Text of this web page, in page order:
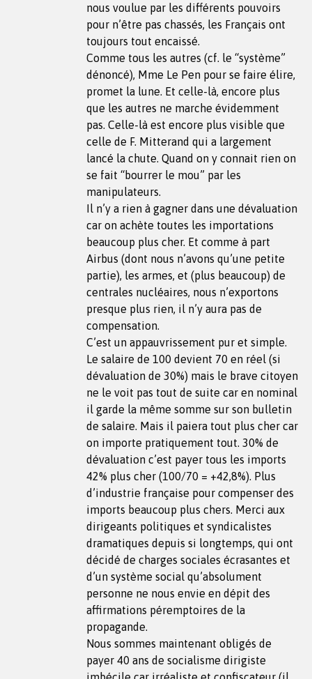
nous voulue par les différents pouvoirs
pour n’être pas chassés, les Français ont
toujours tout encaissé.
Comme tous les autres (cf. le “système”
dénoncé), Mme Le Pen pour se faire élire,
promet la lune. Et celle-là, encore plus
que les autres ne marche évidemment
pas. Celle-là est encore plus visible que
celle de F. Mitterand qui a largement
lancé la chute. Quand on y connait rien on
se fait “bourrer le mou” par les
manipulateurs.
Il n’y a rien à gagner dans une dévaluation
car on achète toutes les importations
beaucoup plus cher. Et comme à part
Airbus (dont nous n’avons qu’une petite
partie), les armes, et (plus beaucoup) de
centrales nucléaires, nous n’exportons
presque plus rien, il n’y aura pas de
compensation.
C’est un appauvrissement pur et simple.
Le salaire de 100 devient 70 en réel (si
dévaluation de 30%) mais le brave citoyen
ne le voit pas tout de suite car en nominal
il garde la même somme sur son bulletin
de salaire. Mais il paiera tout plus cher car
on importe pratiquement tout. 30% de
dévaluation c’est payer tous les imports
42% plus cher (100/70 = +42,8%). Plus
d’industrie française pour compenser des
imports beaucoup plus chers. Merci aux
dirigeants politiques et syndicalistes
dramatiques depuis si longtemps, qui ont
décidé de charges sociales écrasantes et
d’un système social qu’absolument
personne ne nous envie en dépit des
affirmations péremptoires de la
propagande.
Nous sommes maintenant obligés de
payer 40 ans de socialisme dirigiste